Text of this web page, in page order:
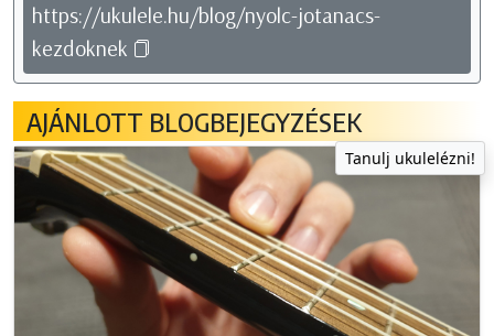
https://ukulele.hu/blog/nyolc-jotanacs-
kezdoknek
AJÁNLOTT BLOGBEJEGYZÉSEK
Tanulj ukulelézni!